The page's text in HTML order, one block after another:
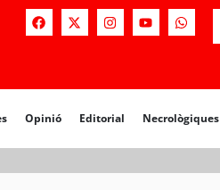
Opinió Editorial Necrològiques
Opinió Editorial Necrològiques